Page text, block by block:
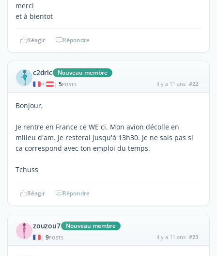
merci
et à bientot
Réagir Répondre
c2dric Nouveau membre
| 5POSTS il y a 11 ans #22
Bonjour,
Je rentre en France ce WE ci. Mon avion décolle en
milieu d'am. Je resterai jusqu'à 13h30. Je ne sais pas si
ca correspond avec ton emploi du temps.
Tchuss
Réagir Répondre
zouzou7 Nouveau membre
| 9POSTS il y a 11 ans #23